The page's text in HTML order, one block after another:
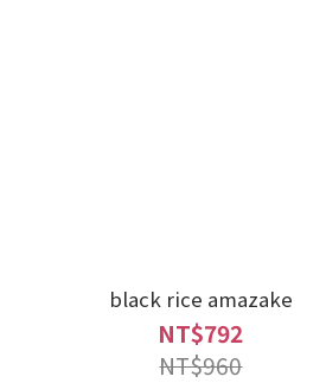
black rice amazake
NT$792
NT$960